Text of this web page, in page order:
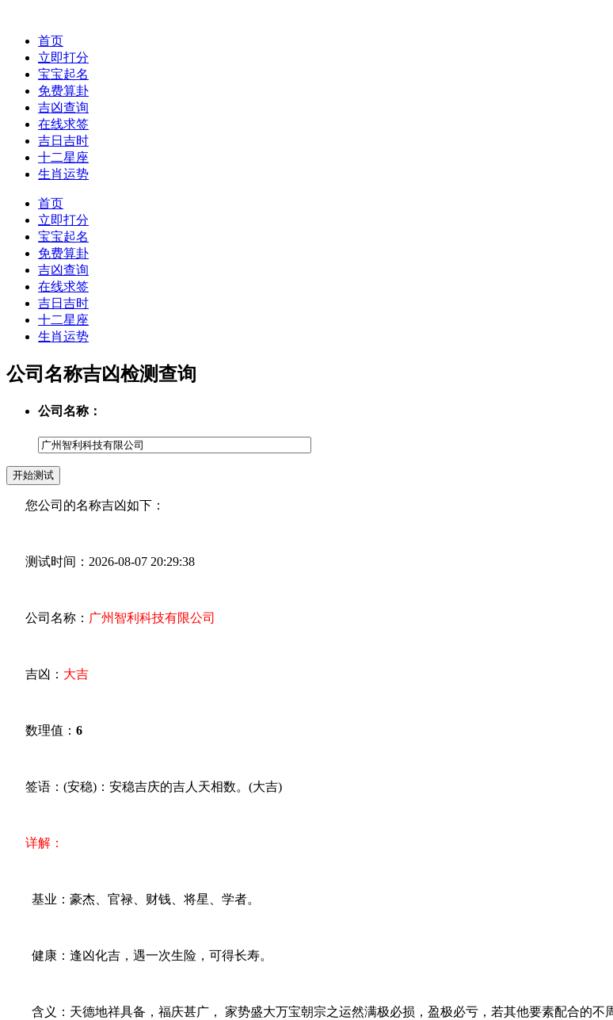
首页
立即打分
宝宝起名
免费算卦
吉凶查询
在线求签
吉日吉时
十二星座
生肖运势
首页
立即打分
宝宝起名
免费算卦
吉凶查询
在线求签
吉日吉时
十二星座
生肖运势
公司名称吉凶检测查询
公司名称：
您公司的名称吉凶如下：
测试时间：2026-08-07 20:29:38
公司名称： 广州智利科技有限公司
吉凶： 大吉
数理值： 6
签语：(安稳)：安稳吉庆的吉人天相数。(大吉)
详解：
基业：豪杰、官禄、财钱、将星、学者。
健康：逢凶化吉，遇一次生险，可得长寿。
含义：天德地祥具备，福庆甚广， 家势盛大万宝朝宗之运然满极必损，盈极必亏，若其他要素配合的不